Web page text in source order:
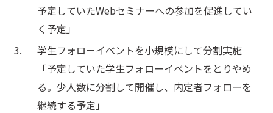
予定していたWebセミナーへの参加を促進してい
く予定」
学生フォローイベントを小規模にして分割実施
「予定していた学生フォローイベントをとりやめ
る。少人数に分割して開催し、内定者フォローを
継続する予定」